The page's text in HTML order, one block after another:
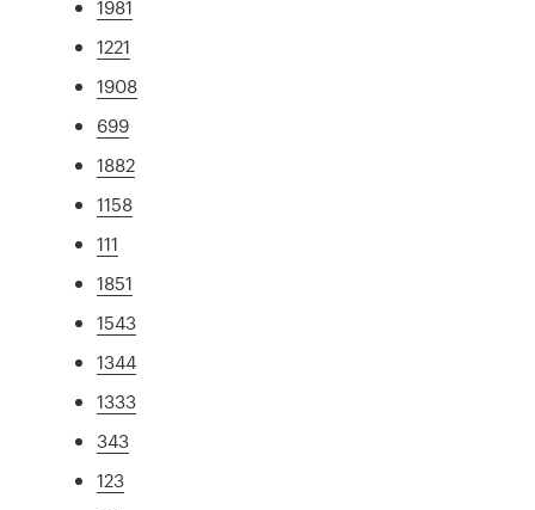
1981
1221
1908
699
1882
1158
111
1851
1543
1344
1333
343
123